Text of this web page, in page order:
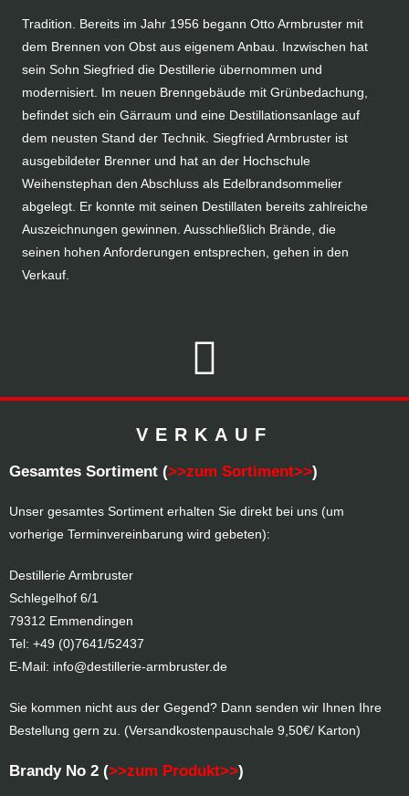
Tradition. Bereits im Jahr 1956 begann Otto Armbruster mit
dem Brennen von Obst aus eigenem Anbau. Inzwischen hat
sein Sohn Siegfried die Destillerie übernommen und
modernisiert. Im neuen Brenngebäude mit Grünbedachung,
befindet sich ein Gärraum und eine Destillationsanlage auf
dem neusten Stand der Technik. Siegfried Armbruster ist
ausgebildeter Brenner und hat an der Hochschule
Weihenstephan den Abschluss als Edelbrandsommelier
abgelegt. Er konnte mit seinen Destillaten bereits zahlreiche
Auszeichnungen gewinnen. Ausschließlich Brände, die
seinen hohen Anforderungen entsprechen, gehen in den
Verkauf.
VERKAUF
Gesamtes Sortiment (>>zum Sortiment>>)
Unser gesamtes Sortiment erhalten Sie direkt bei uns (um
vorherige Terminvereinbarung wird gebeten):
Destillerie Armbruster
Schlegelhof 6/1
79312 Emmendingen
Tel: +49 (0)7641/52437
E-Mail: info@destillerie-armbruster.de
Sie kommen nicht aus der Gegend? Dann senden wir Ihnen Ihre
Bestellung gern zu. (Versandkostenpauschale 9,50€/ Karton)
Brandy No 2 (>>zum Produkt>>)